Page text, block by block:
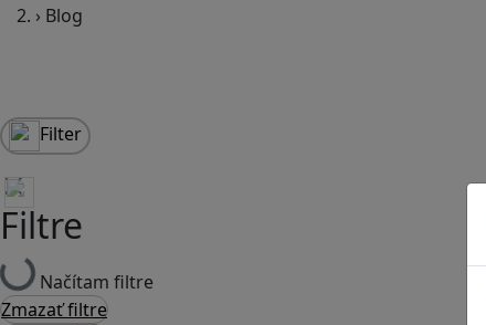
› Blog
Filter
Filtre
Načítam filtre
Zmazať filtre